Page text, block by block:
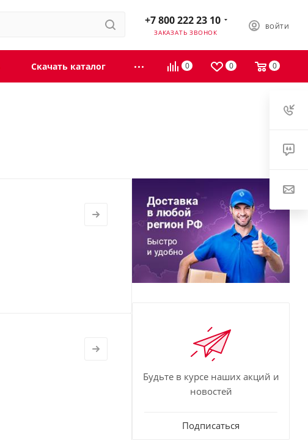
+7 800 222 23 10
ЗАКАЗАТЬ ЗВОНОК
ВОЙТИ
0 0 0
Скачать каталог
Будьте в курсе наших акций и
новостей
Подписаться